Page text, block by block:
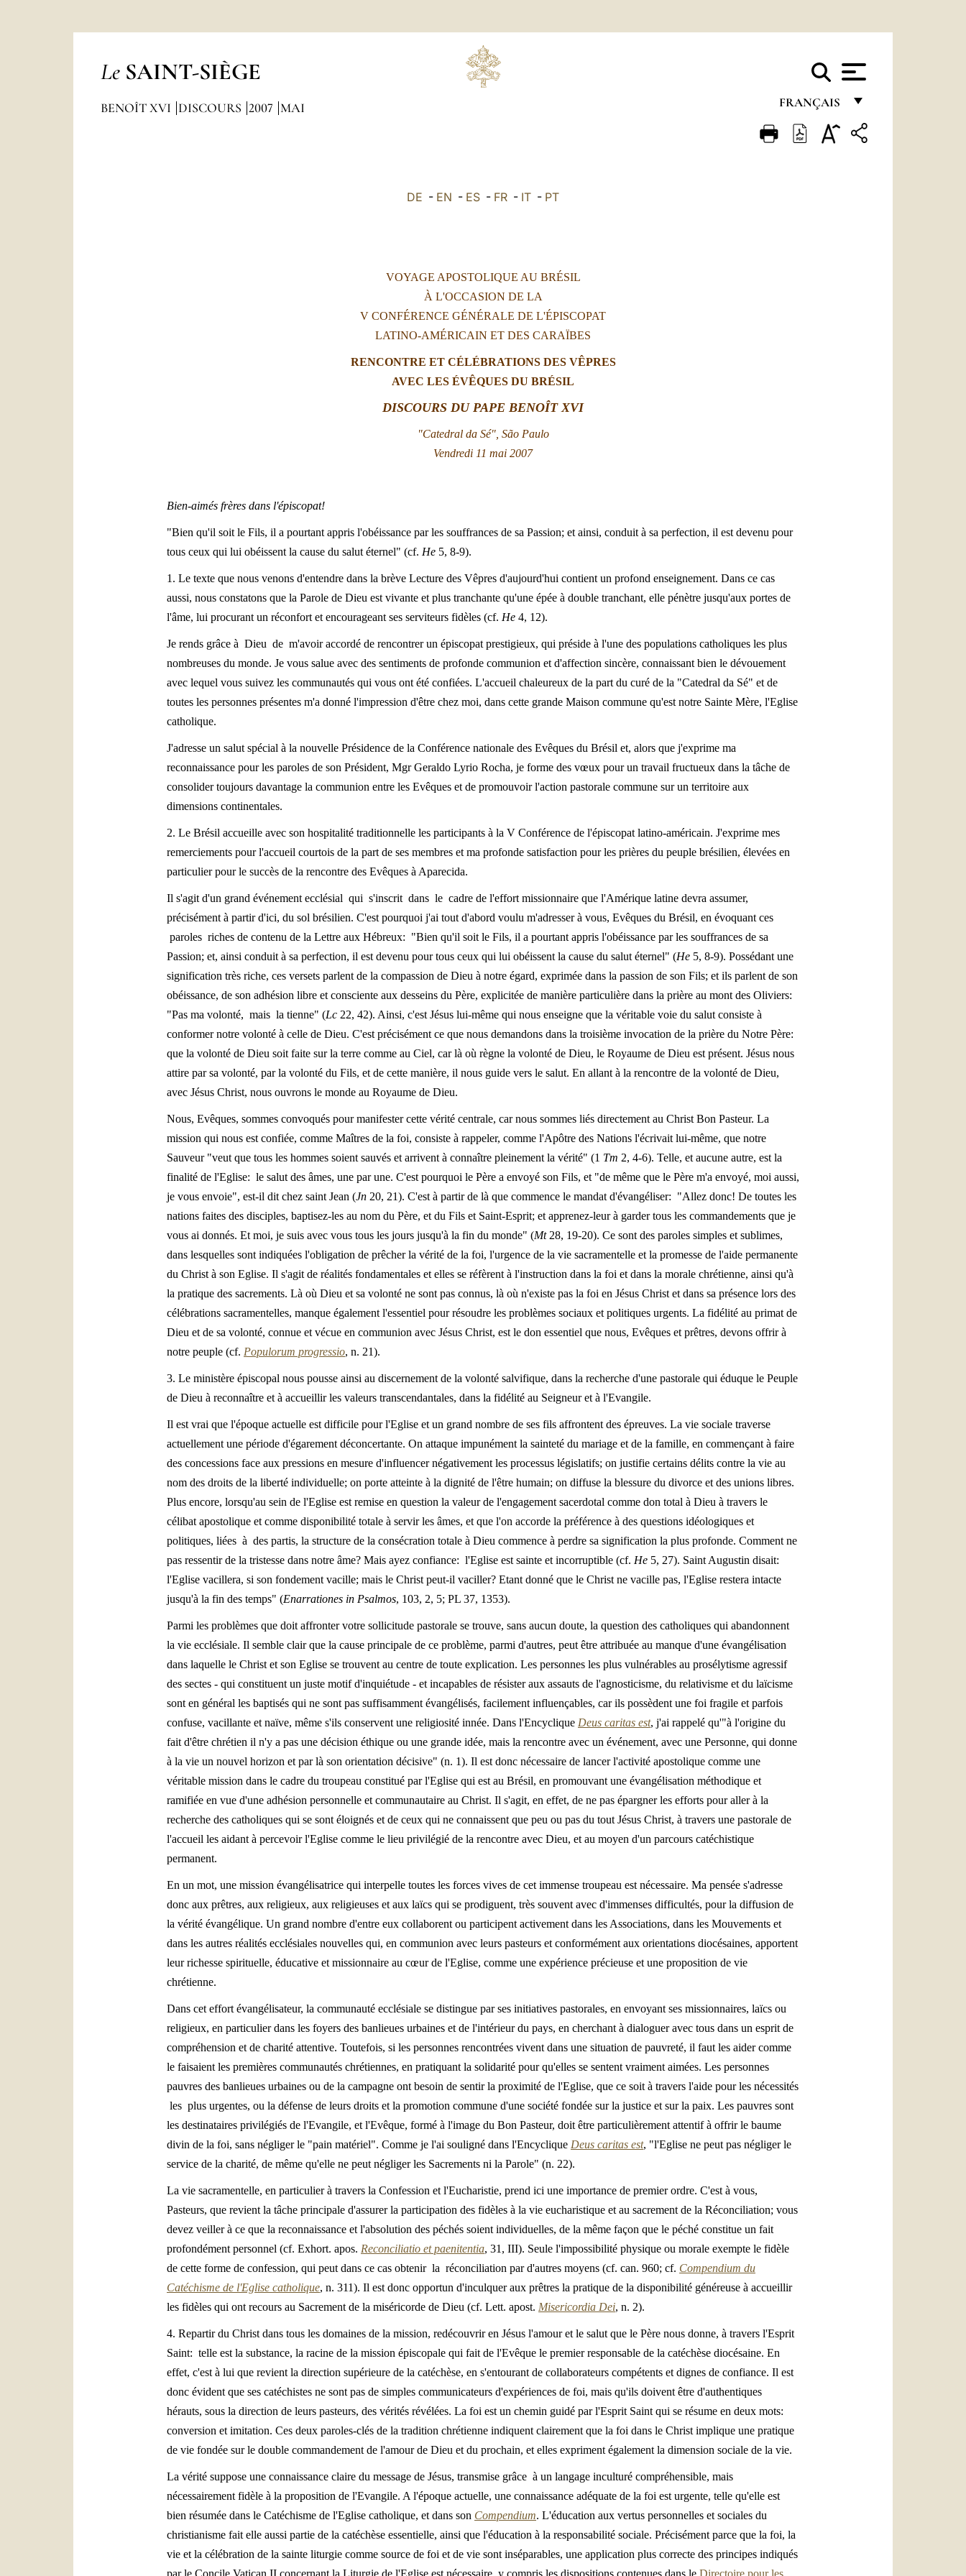
Le SAINT-SIÈGE
FRANÇAIS
FRANÇAIS
BENOÎT XVI DISCOURS 2007 MAI
DE - EN - ES - FR - IT - PT
VOYAGE APOSTOLIQUE AU BRÉSIL
À L'OCCASION DE LA
V CONFÉRENCE GÉNÉRALE DE L'ÉPISCOPAT
LATINO-AMÉRICAIN ET DES CARAÏBES
RENCONTRE ET CÉLÉBRATIONS DES VÊPRES
AVEC LES ÉVÊQUES DU BRÉSIL
DISCOURS DU PAPE BENOÎT XVI
"Catedral da Sé", São Paulo
Vendredi 11 mai 2007
Bien-aimés frères dans l'épiscopat!
"Bien qu'il soit le Fils, il a pourtant appris l'obéissance par les souffrances de sa Passion; et ainsi, conduit à sa perfection, il est devenu pour
tous ceux qui lui obéissent la cause du salut éternel" (cf. He 5, 8-9).
1. Le texte que nous venons d'entendre dans la brève Lecture des Vêpres d'aujourd'hui contient un profond enseignement. Dans ce cas
aussi, nous constatons que la Parole de Dieu est vivante et plus tranchante qu'une épée à double tranchant, elle pénètre jusqu'aux portes de
l'âme, lui procurant un réconfort et encourageant ses serviteurs fidèles (cf. He 4, 12).
Je rends grâce à Dieu de m'avoir accordé de rencontrer un épiscopat prestigieux, qui préside à l'une des populations catholiques les plus
nombreuses du monde. Je vous salue avec des sentiments de profonde communion et d'affection sincère, connaissant bien le dévouement
avec lequel vous suivez les communautés qui vous ont été confiées. L'accueil chaleureux de la part du curé de la "Catedral da Sé" et de
toutes les personnes présentes m'a donné l'impression d'être chez moi, dans cette grande Maison commune qu'est notre Sainte Mère, l'Eglise
catholique.
J'adresse un salut spécial à la nouvelle Présidence de la Conférence nationale des Evêques du Brésil et, alors que j'exprime ma
reconnaissance pour les paroles de son Président, Mgr Geraldo Lyrio Rocha, je forme des vœux pour un travail fructueux dans la tâche de
consolider toujours davantage la communion entre les Evêques et de promouvoir l'action pastorale commune sur un territoire aux
dimensions continentales.
2. Le Brésil accueille avec son hospitalité traditionnelle les participants à la V Conférence de l'épiscopat latino-américain. J'exprime mes
remerciements pour l'accueil courtois de la part de ses membres et ma profonde satisfaction pour les prières du peuple brésilien, élevées en
particulier pour le succès de la rencontre des Evêques à Aparecida.
Il s'agit d'un grand événement ecclésial qui s'inscrit dans le cadre de l'effort missionnaire que l'Amérique latine devra assumer,
précisément à partir d'ici, du sol brésilien. C'est pourquoi j'ai tout d'abord voulu m'adresser à vous, Evêques du Brésil, en évoquant ces
paroles riches de contenu de la Lettre aux Hébreux: "Bien qu'il soit le Fils, il a pourtant appris l'obéissance par les souffrances de sa
Passion; et, ainsi conduit à sa perfection, il est devenu pour tous ceux qui lui obéissent la cause du salut éternel" (He 5, 8-9). Possédant une
signification très riche, ces versets parlent de la compassion de Dieu à notre égard, exprimée dans la passion de son Fils; et ils parlent de son
obéissance, de son adhésion libre et consciente aux desseins du Père, explicitée de manière particulière dans la prière au mont des Oliviers:
"Pas ma volonté, mais la tienne" (Lc 22, 42). Ainsi, c'est Jésus lui-même qui nous enseigne que la véritable voie du salut consiste à
conformer notre volonté à celle de Dieu. C'est précisément ce que nous demandons dans la troisième invocation de la prière du Notre Père:
que la volonté de Dieu soit faite sur la terre comme au Ciel, car là où règne la volonté de Dieu, le Royaume de Dieu est présent. Jésus nous
attire par sa volonté, par la volonté du Fils, et de cette manière, il nous guide vers le salut. En allant à la rencontre de la volonté de Dieu,
avec Jésus Christ, nous ouvrons le monde au Royaume de Dieu.
Nous, Evêques, sommes convoqués pour manifester cette vérité centrale, car nous sommes liés directement au Christ Bon Pasteur. La
mission qui nous est confiée, comme Maîtres de la foi, consiste à rappeler, comme l'Apôtre des Nations l'écrivait lui-même, que notre
Sauveur "veut que tous les hommes soient sauvés et arrivent à connaître pleinement la vérité" (1 Tm 2, 4-6). Telle, et aucune autre, est la
finalité de l'Eglise: le salut des âmes, une par une. C'est pourquoi le Père a envoyé son Fils, et "de même que le Père m'a envoyé, moi aussi,
je vous envoie", est-il dit chez saint Jean (Jn 20, 21). C'est à partir de là que commence le mandat d'évangéliser: "Allez donc! De toutes les
nations faites des disciples, baptisez-les au nom du Père, et du Fils et Saint-Esprit; et apprenez-leur à garder tous les commandements que je
vous ai donnés. Et moi, je suis avec vous tous les jours jusqu'à la fin du monde" (Mt28, 19-20). Ce sont des paroles simples et sublimes,
dans lesquelles sont indiquées l'obligation de prêcher la vérité de la foi, l'urgence de la vie sacramentelle et la promesse de l'aide permanente
du Christ à son Eglise. Il s'agit de réalités fondamentales et elles se réfèrent à l'instruction dans la foi et dans la morale chrétienne, ainsi qu'à
la pratique des sacrements. Là où Dieu et sa volonté ne sont pas connus, là où n'existe pas la foi en Jésus Christ et dans sa présence lors des
célébrations sacramentelles, manque également l'essentiel pour résoudre les problèmes sociaux et politiques urgents. La fidélité au primat de
Dieu et de sa volonté, connue et vécue en communion avec Jésus Christ, est le don essentiel que nous, Evêques et prêtres, devons offrir à
notre peuple (cf. Populorum progressio, n. 21).
3. Le ministère épiscopal nous pousse ainsi au discernement de la volonté salvifique, dans la recherche d'une pastorale qui éduque le Peuple
de Dieu à reconnaître et à accueillir les valeurs transcendantales, dans la fidélité au Seigneur et à l'Evangile.
Il est vrai que l'époque actuelle est difficile pour l'Eglise et un grand nombre de ses fils affrontent des épreuves. La vie sociale traverse
actuellement une période d'égarement déconcertante. On attaque impunément la sainteté du mariage et de la famille, en commençant à faire
des concessions face aux pressions en mesure d'influencer négativement les processus législatifs; on justifie certains délits contre la vie au
nom des droits de la liberté individuelle; on porte atteinte à la dignité de l'être humain; on diffuse la blessure du divorce et des unions libres.
Plus encore, lorsqu'au sein de l'Eglise est remise en question la valeur de l'engagement sacerdotal comme don total à Dieu à travers le
célibat apostolique et comme disponibilité totale à servir les âmes, et que l'on accorde la préférence à des questions idéologiques et
politiques, liées à des partis, la structure de la consécration totale à Dieu commence à perdre sa signification la plus profonde. Comment ne
pas ressentir de la tristesse dans notre âme? Mais ayez confiance: l'Eglise est sainte et incorruptible (cf. He 5, 27). Saint Augustin disait:
l'Eglise vacillera, si son fondement vacille; mais le Christ peut-il vaciller? Etant donné que le Christ ne vacille pas, l'Eglise restera intacte
jusqu'à la fin des temps" (Enarrationes in Psalmos, 103, 2, 5; PL 37, 1353).
Parmi les problèmes que doit affronter votre sollicitude pastorale se trouve, sans aucun doute, la question des catholiques qui abandonnent
la vie ecclésiale. Il semble clair que la cause principale de ce problème, parmi d'autres, peut être attribuée au manque d'une évangélisation
dans laquelle le Christ et son Eglise se trouvent au centre de toute explication. Les personnes les plus vulnérables au prosélytisme agressif
des sectes - qui constituent un juste motif d'inquiétude - et incapables de résister aux assauts de l'agnosticisme, du relativisme et du laïcisme
sont en général les baptisés qui ne sont pas suffisamment évangélisés, facilement influençables, car ils possèdent une foi fragile et parfois
confuse, vacillante et naïve, même s'ils conservent une religiosité innée. Dans l'Encyclique Deus caritas est, j'ai rappelé qu'"à l'origine du
fait d'être chrétien il n'y a pas une décision éthique ou une grande idée, mais la rencontre avec un événement, avec une Personne, qui donne
à la vie un nouvel horizon et par là son orientation décisive" (n. 1). Il est donc nécessaire de lancer l'activité apostolique comme une
véritable mission dans le cadre du troupeau constitué par l'Eglise qui est au Brésil, en promouvant une évangélisation méthodique et
ramifiée en vue d'une adhésion personnelle et communautaire au Christ. Il s'agit, en effet, de ne pas épargner les efforts pour aller à la
recherche des catholiques qui se sont éloignés et de ceux qui ne connaissent que peu ou pas du tout Jésus Christ, à travers une pastorale de
l'accueil les aidant à percevoir l'Eglise comme le lieu privilégié de la rencontre avec Dieu, et au moyen d'un parcours catéchistique
permanent.
En un mot, une mission évangélisatrice qui interpelle toutes les forces vives de cet immense troupeau est nécessaire. Ma pensée s'adresse
donc aux prêtres, aux religieux, aux religieuses et aux laïcs qui se prodiguent, très souvent avec d'immenses difficultés, pour la diffusion de
la vérité évangélique. Un grand nombre d'entre eux collaborent ou participent activement dans les Associations, dans les Mouvements et
dans les autres réalités ecclésiales nouvelles qui, en communion avec leurs pasteurs et conformément aux orientations diocésaines, apportent
leur richesse spirituelle, éducative et missionnaire au cœur de l'Eglise, comme une expérience précieuse et une proposition de vie
chrétienne.
Dans cet effort évangélisateur, la communauté ecclésiale se distingue par ses initiatives pastorales, en envoyant ses missionnaires, laïcs ou
religieux, en particulier dans les foyers des banlieues urbaines et de l'intérieur du pays, en cherchant à dialoguer avec tous dans un esprit de
compréhension et de charité attentive. Toutefois, si les personnes rencontrées vivent dans une situation de pauvreté, il faut les aider comme
le faisaient les premières communautés chrétiennes, en pratiquant la solidarité pour qu'elles se sentent vraiment aimées. Les personnes
pauvres des banlieues urbaines ou de la campagne ont besoin de sentir la proximité de l'Eglise, que ce soit à travers l'aide pour les nécessités
les plus urgentes, ou la défense de leurs droits et la promotion commune d'une société fondée sur la justice et sur la paix. Les pauvres sont
les destinataires privilégiés de l'Evangile, et l'Evêque, formé à l'image du Bon Pasteur, doit être particulièrement attentif à offrir le baume
divin de la foi, sans négliger le "pain matériel". Comme je l'ai souligné dans l'Encyclique Deus caritas est, "l'Eglise ne peut pas négliger le
service de la charité, de même qu'elle ne peut négliger les Sacrements ni la Parole" (n. 22).
La vie sacramentelle, en particulier à travers la Confession et l'Eucharistie, prend ici une importance de premier ordre. C'est à vous,
Pasteurs, que revient la tâche principale d'assurer la participation des fidèles à la vie eucharistique et au sacrement de la Réconciliation; vous
devez veiller à ce que la reconnaissance et l'absolution des péchés soient individuelles, de la même façon que le péché constitue un fait
profondément personnel (cf. Exhort. apos. Reconciliatio et paenitentia, 31, III). Seule l'impossibilité physique ou morale exempte le fidèle
de cette forme de confession, qui peut dans ce cas obtenir la réconciliation par d'autres moyens (cf. can. 960; cf. Compendium du
Catéchisme de l'Eglise catholique, n. 311). Il est donc opportun d'inculquer aux prêtres la pratique de la disponibilité généreuse à accueillir
les fidèles qui ont recours au Sacrement de la miséricorde de Dieu (cf. Lett. apost. Misericordia Dei, n. 2).
4. Repartir du Christ dans tous les domaines de la mission, redécouvrir en Jésus l'amour et le salut que le Père nous donne, à travers l'Esprit
Saint: telle est la substance, la racine de la mission épiscopale qui fait de l'Evêque le premier responsable de la catéchèse diocésaine. En
effet, c'est à lui que revient la direction supérieure de la catéchèse, en s'entourant de collaborateurs compétents et dignes de confiance. Il est
donc évident que ses catéchistes ne sont pas de simples communicateurs d'expériences de foi, mais qu'ils doivent être d'authentiques
hérauts, sous la direction de leurs pasteurs, des vérités révélées. La foi est un chemin guidé par l'Esprit Saint qui se résume en deux mots:
conversion et imitation. Ces deux paroles-clés de la tradition chrétienne indiquent clairement que la foi dans le Christ implique une pratique
de vie fondée sur le double commandement de l'amour de Dieu et du prochain, et elles expriment également la dimension sociale de la vie.
La vérité suppose une connaissance claire du message de Jésus, transmise grâce à un langage inculturé compréhensible, mais
nécessairement fidèle à la proposition de l'Evangile. A l'époque actuelle, une connaissance adéquate de la foi est urgente, telle qu'elle est
bien résumée dans le Catéchisme de l'Eglise catholique, et dans son Compendium. L'éducation aux vertus personnelles et sociales du
christianisme fait elle aussi partie de la catéchèse essentielle, ainsi que l'éducation à la responsabilité sociale. Précisément parce que la foi, la
vie et la célébration de la sainte liturgie comme source de foi et de vie sont inséparables, une application plus correcte des principes indiqués
par le Concile Vatican II concernant la Liturgie de l'Eglise est nécessaire, y compris les dispositions contenues dans le Directoire pour les